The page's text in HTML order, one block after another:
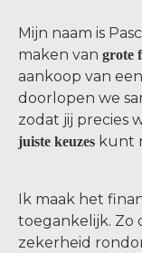
Mijn naam is
maken van grote
aankoop van
doorlopen we
zodat jij precies
juiste keuzes kunt
Ik maak het
toegankelijk. Zo
zekerheid